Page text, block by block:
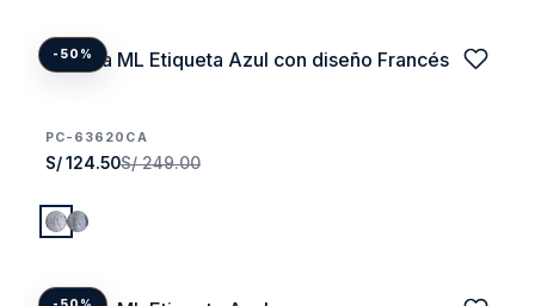
-50%
Camisa ML Etiqueta Azul con diseño Francés
PC-63620CA
S/ 124.50S/ 249.00